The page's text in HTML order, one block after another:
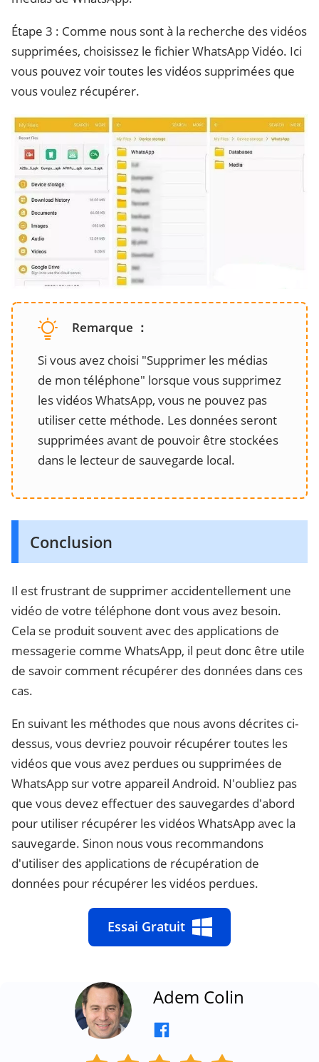
Étape 3 : Comme nous sont à la recherche des vidéos
supprimées, choisissez le fichier WhatsApp Vidéo. Ici
vous pouvez voir toutes les vidéos supprimées que
vous voulez récupérer.
Remarque ：
Si vous avez choisi "Supprimer les médias
de mon téléphone" lorsque vous supprimez
les vidéos WhatsApp, vous ne pouvez pas
utiliser cette méthode. Les données seront
supprimées avant de pouvoir être stockées
dans le lecteur de sauvegarde local.
Conclusion
Il est frustrant de supprimer accidentellement une
vidéo de votre téléphone dont vous avez besoin.
Cela se produit souvent avec des applications de
messagerie comme WhatsApp, il peut donc être utile
de savoir comment récupérer des données dans ces
cas.
En suivant les méthodes que nous avons décrites ci-
dessus, vous devriez pouvoir récupérer toutes les
vidéos que vous avez perdues ou supprimées de
WhatsApp sur votre appareil Android. N'oubliez pas
que vous devez effectuer des sauvegardes d'abord
pour utiliser récupérer les vidéos WhatsApp avec la
sauvegarde. Sinon nous vous recommandons
d'utiliser des applications de récupération de
données pour récupérer les vidéos perdues.
Essai Gratuit
Adem Colin